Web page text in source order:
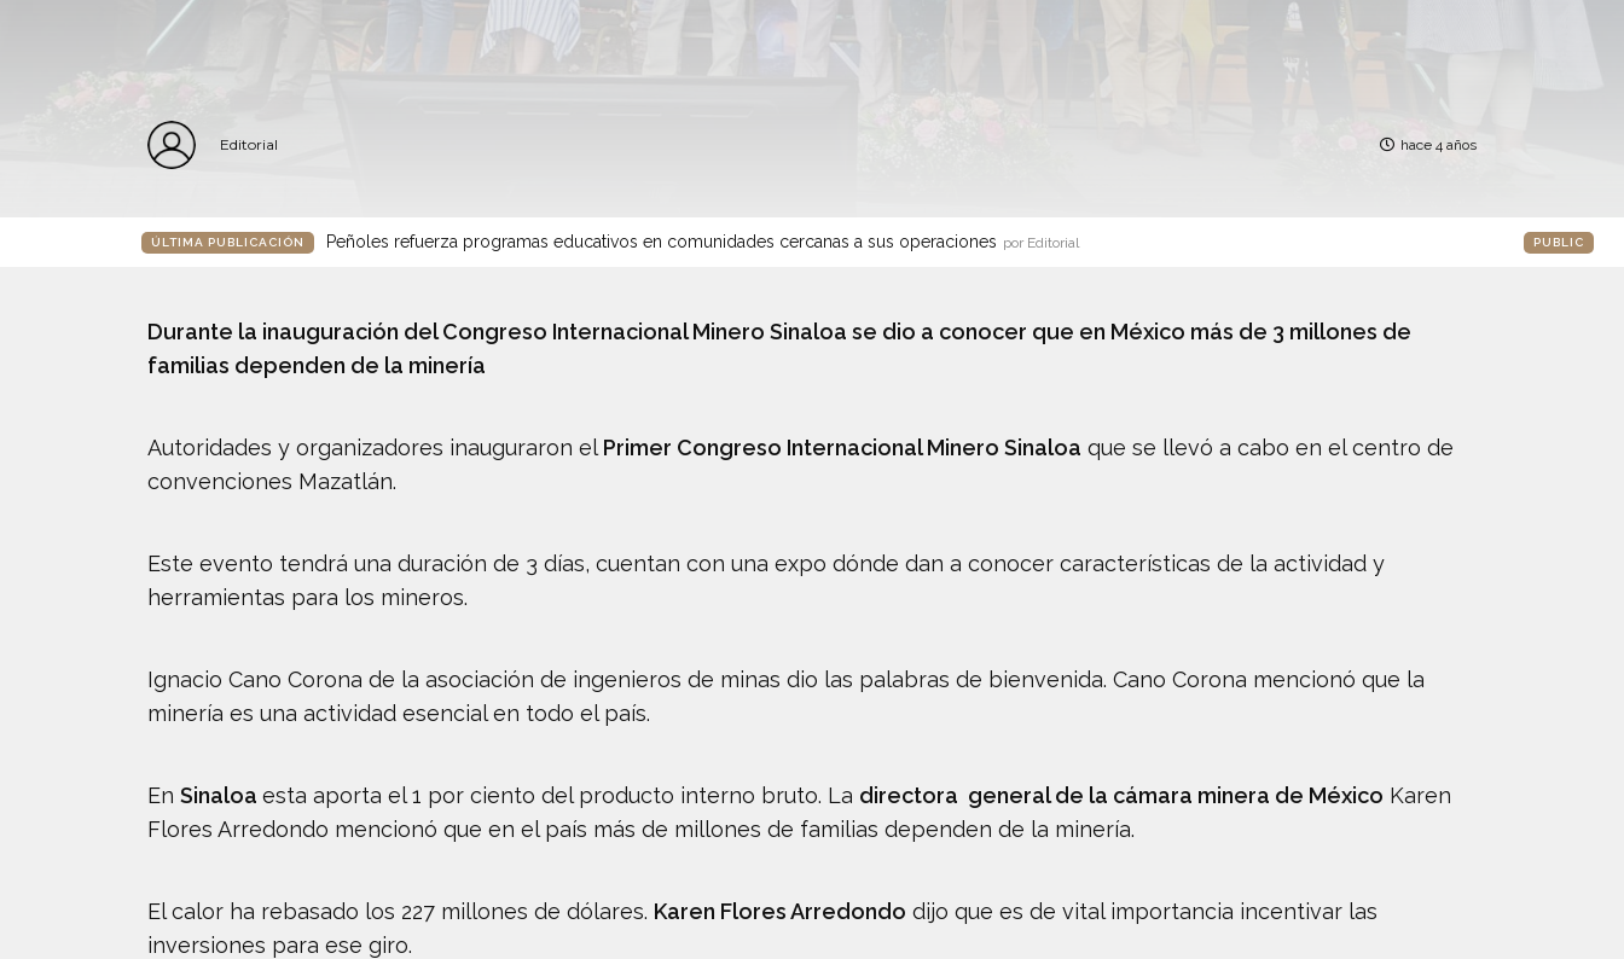
Editorial hace 4 años
ÚLTIMA PUBLICACIÓN Peñoles refuerza programas educativos en comunidades cercanas a sus operaciones por Editorial PUBLIC
Durante la inauguración del Congreso Internacional Minero Sinaloa se dio a conocer que en México más de 3 millones de
familias dependen de la minería
Autoridades y organizadores inauguraron el Primer Congreso Internacional Minero Sinaloa que se llevó a cabo en el centro de
convenciones Mazatlán.
Este evento tendrá una duración de 3 días, cuentan con una expo dónde dan a conocer características de la actividad y
herramientas para los mineros.
Ignacio Cano Corona de la asociación de ingenieros de minas dio las palabras de bienvenida. Cano Corona mencionó que la
minería es una actividad esencial en todo el país.
En Sinaloa esta aporta el 1 por ciento del producto interno bruto. La directora general de la cámara minera de México Karen
Flores Arredondo mencionó que en el país más de millones de familias dependen de la minería.
El calor ha rebasado los 227 millones de dólares. Karen Flores Arredondo dijo que es de vital importancia incentivar las
inversiones para ese giro.